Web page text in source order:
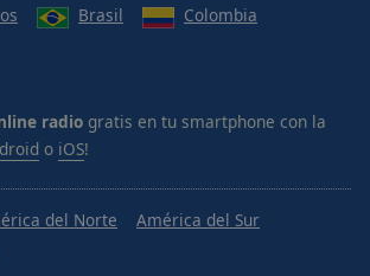
Brasil
Colombia
radio gratis en tu smartphone con la
o iOS!
del Norte
América del Sur